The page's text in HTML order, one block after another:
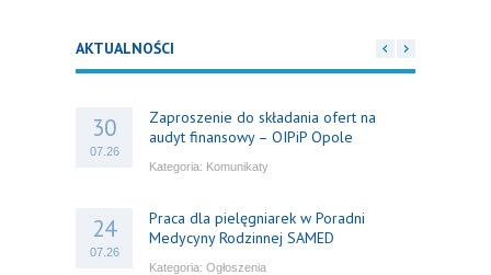
AKTUALNOŚCI
30
07.26
Zaproszenie do składania ofert na
audyt finansowy – OIPiP Opole
Kategoria: Komunikaty
24
07.26
Praca dla pielęgniarek w Poradni
Medycyny Rodzinnej SAMED
Kategoria: Ogłoszenia